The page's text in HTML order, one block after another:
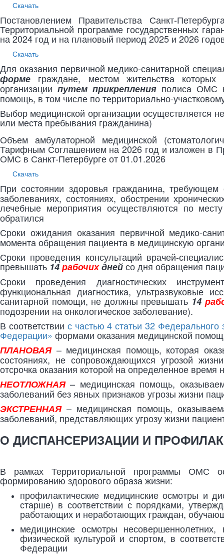
Скачать
Постановлением Правительства Санкт-
Территориальной программе государственных
на 2024 год и на плановый период 2025 и 2026
Скачать
Для оказания первичной медико-санитарной
форме граждане, местом жительства
организации путем прикрепления полиса ОМС
помощь, в том числе по территориально-
Выбор медицинской организации осуществляется
или места пребывания гражданина)
Объем амбулаторной медицинской
Тарифным Соглашением на 2026 год и изложен в
ОМС в Санкт-Петербурге от 01.01.2026
Скачать
При состоянии здоровья гражданина,
заболеваниях, состояниях, обострении
лечебные мероприятия осуществляются по
обратился
Сроки ожидания оказания первичной медико-
момента обращения пациента в медицинскую
Сроки проведения консультаций врачей-
превышать 14рабочихднейсо дня обращения
Сроки проведения диагностических
функциональная диагностика, ультразвуковые
санитарной помощи, не должны превышать 14
подозрении на онкологическое заболевание).
В соответствии с частью 4 статьи 32
Федерации» формами оказания медицинской
ПЛАНОВАЯ– медицинская помощь, которая
состояниях, не сопровождающихся угрозой
отсрочка оказания которой на определенное
НЕОТЛОЖНАЯ– медицинская помощь,
заболеваний без явных признаков угрозы жизни
ЭКСТРЕННАЯ – медицинская помощь,
заболеваний, представляющих угрозу жизни
О ДИСПАНСЕРИЗАЦИИ И
В рамках Территориальной программы ОМС
формированию здорового образа жизни:
профилактические медицинские осмотры и
старше) в соответствии с порядками,
работающих и неработающих граждан,
медицинские осмотры
физической культурой и спортом, в
Федерации